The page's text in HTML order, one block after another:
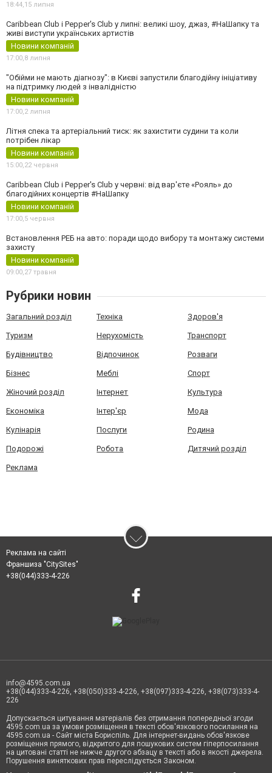
18:44,15 липня
Caribbean Club і Pepper's Club у липні: великі шоу, джаз, #НаШапку та
живі виступи українських артистів
Новини компаній
17:00,8 липня
"Обійми не мають діагнозу": в Києві запустили благодійну ініціативу
на підтримку людей з інвалідністю
Новини компаній
17:00,2 липня
Літня спека та артеріальний тиск: як захистити судини та коли
потрібен лікар
Новини компаній
15:00,22 червня
Caribbean Club і Pepper's Club у червні: від вар'єте «Рояль» до
благодійних концертів #НаШапку
Новини компаній
17:00,5 червня
Встановлення РЕБ на авто: поради щодо вибору та монтажу системи
захисту
Новини компаній
09:00,27 травня
Рубрики новин
Загальний розділ Техніка Здоров'я
Туризм Нерухомість Транспорт
Будівництво Відпочинок Розваги
Бізнес Меблі Спорт
Жіночий розділ Інтернет Культура
Економіка Інтер'єр Мода
Кулінарія Послуги Родина
Подорожі Робота Дитячий розділ
Реклама
Реклама на сайті
Франшиза "CitySites"
+38(044)333-4-226
info@4595.com.ua
+38(044)333-4-226, +38(050)333-4-226, +38(097)333-4-226, +38(073)333-4-
226
Допускається цитування матеріалів без отримання попередньої згоди
4595.com.ua за умови розміщення в тексті обов'язкового посилання на
4595.com.ua - Сайт міста Бориспіль. Для інтернет-видань обов'язкове
розміщення прямого, відкритого для пошукових систем гіперпосилання
на цитовані статті не нижче другого абзацу в тексті або в якості джерела.
Порушення виняткових прав переслідується Законом.